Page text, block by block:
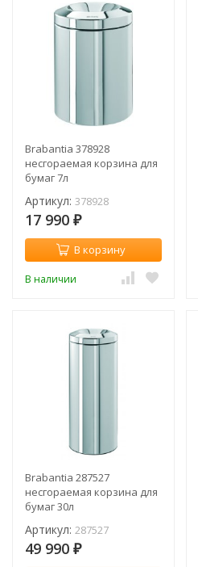
Brabantia 378928
несгораемая корзина для
бумаг 7л
Артикул: 378928
17 990 ₽
В корзину
В наличии
Brabantia 287527
несгораемая корзина для
бумаг 30л
Артикул: 287527
49 990 ₽